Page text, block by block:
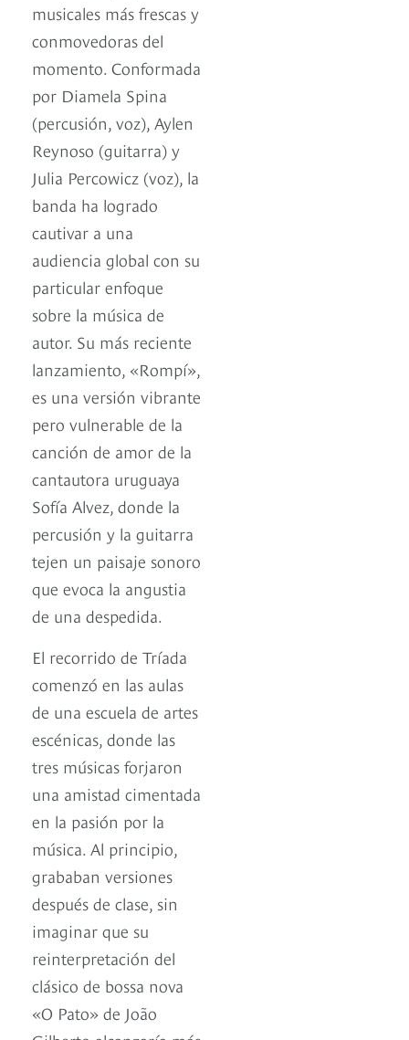
musicales más frescas y
conmovedoras del
momento. Conformada
por Diamela Spina
(percusión, voz), Aylen
Reynoso (guitarra) y
Julia Percowicz (voz), la
banda ha logrado
cautivar a una
audiencia global con su
particular enfoque
sobre la música de
autor. Su más reciente
lanzamiento, «Rompí»,
es una versión vibrante
pero vulnerable de la
canción de amor de la
cantautora uruguaya
Sofía Alvez, donde la
percusión y la guitarra
tejen un paisaje sonoro
que evoca la angustia
de una despedida.
El recorrido de Tríada
comenzó en las aulas
de una escuela de artes
escénicas, donde las
tres músicas forjaron
una amistad cimentada
en la pasión por la
música. Al principio,
grababan versiones
después de clase, sin
imaginar que su
reinterpretación del
clásico de bossa nova
«O Pato» de João